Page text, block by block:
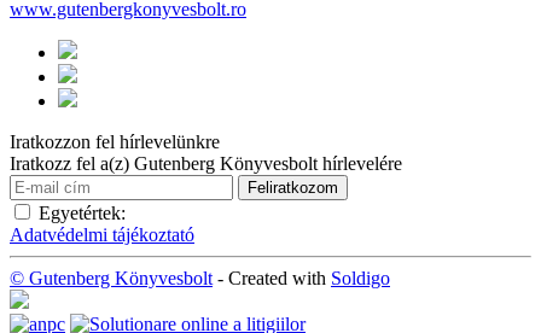
www.gutenbergkonyvesbolt.ro
Iratkozzon fel hírlevelünkre
Iratkozz fel a(z) Gutenberg Könyvesbolt hírlevelére
Egyetértek:
Adatvédelmi tájékoztató
© Gutenberg Könyvesbolt - Created with Soldigo